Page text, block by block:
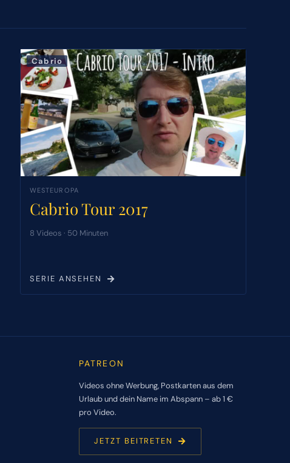
Cabrio
WESTEUROPA
Cabrio Tour 2017
8 Videos · 50 Minuten
SERIE ANSEHEN
PATREON
Videos ohne Werbung, Postkarten aus dem
Urlaub und dein Name im Abspann – ab 1 €
pro Video.
JETZT BEITRETEN